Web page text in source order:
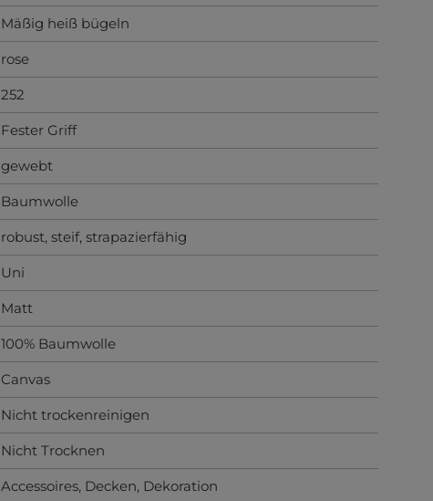
Mäßig heiß bügeln
rose
252
Fester Griff
gewebt
Baumwolle
robust, steif, strapazierfähig
Uni
Matt
100% Baumwolle
Canvas
Nicht trockenreinigen
Nicht Trocknen
Accessoires, Decken, Dekoration